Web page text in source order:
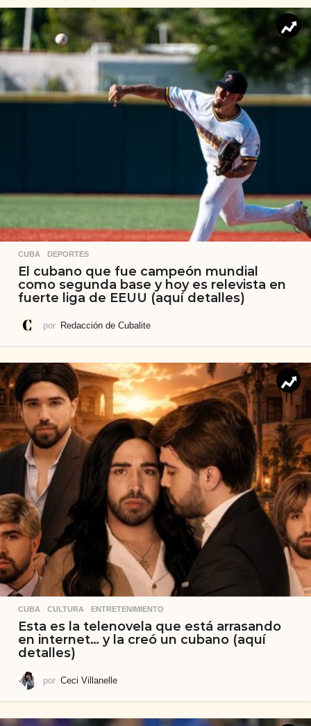
CUBA ,DEPORTES
El cubano que fue campeón mundial
como segunda base y hoy es relevista en
fuerte liga de EEUU (aquí detalles)
por Redacción de Cubalite
CUBA ,CULTURA ,ENTRETENIMIENTO
Esta es la telenovela que está arrasando
en internet… y la creó un cubano (aquí
detalles)
por Ceci Villanelle